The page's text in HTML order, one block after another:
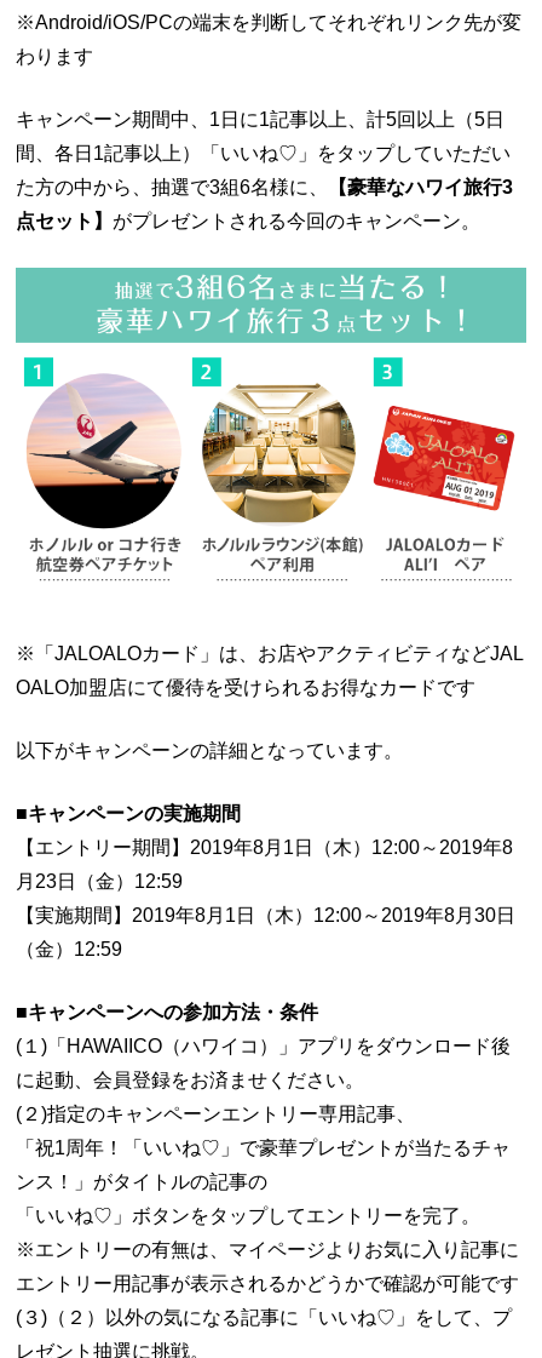
※Android/iOS/PCの端末を判断してそれぞれリンク先が変
わります
キャンペーン期間中、1日に1記事以上、計5回以上（5日
間、各日1記事以上）「いいね♡」をタップしていただい
た方の中から、抽選で3組6名様に、
【豪華なハワイ旅行3
点セット】 がプレゼントされる今回のキャンペーン。
※「JALOALOカード」は、お店やアクティビティなどJAL
OALO加盟店にて優待を受けられるお得なカードです
以下がキャンペーンの詳細となっています。
■キャンペーンの実施期間
【エントリー期間】2019年8月1日（木）12:00～2019年8
月23日（金）12:59
【実施期間】2019年8月1日（木）12:00～2019年8月30日
（金）12:59
■キャンペーンへの参加方法・条件
(１)「HAWAIICO（ハワイコ）」アプリをダウンロード後
に起動、会員登録をお済ませください。
(２)指定のキャンペーンエントリー専用記事、
「祝1周年！「いいね♡」で豪華プレゼントが当たるチャ
ンス！」がタイトルの記事の
「いいね♡」ボタンをタップしてエントリーを完了。
※エントリーの有無は、マイページよりお気に入り記事に
エントリー用記事が表示されるかどうかで確認が可能です
(３)（２）以外の気になる記事に「いいね♡」をして、プ
レゼント抽選に挑戦。